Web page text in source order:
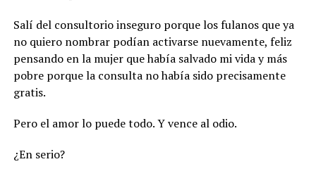
Salí del consultorio inseguro porque los fulanos que ya
no quiero nombrar podían activarse nuevamente, feliz
pensando en la mujer que había salvado mi vida y más
pobre porque la consulta no había sido precisamente
gratis.
Pero el amor lo puede todo. Y vence al odio.
¿En serio?